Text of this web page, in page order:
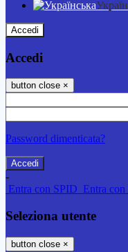
Accedi
Accedi
button close ×
Password dimenticata?
-
Entra con SPID Entra
Seleziona utente
button close ×